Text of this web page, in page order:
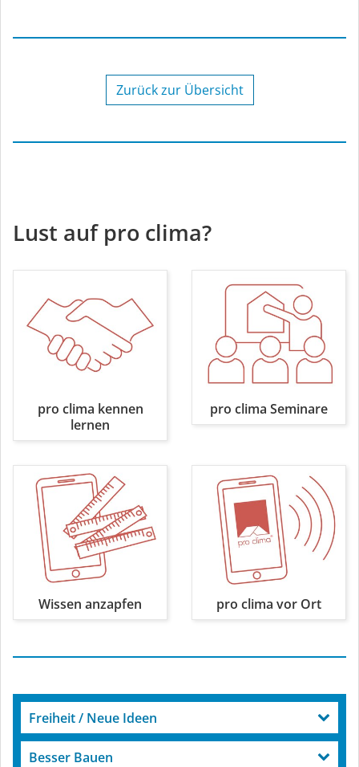
Zurück zur Übersicht
Lust auf pro clima?
pro clima kennen
lernen
pro clima Seminare
Wissen anzapfen pro clima vor Ort
Freiheit / Neue Ideen
Besser Bauen